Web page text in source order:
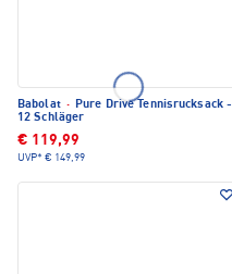
Babolat · Pure Drive Tennisrucksack -
12 Schläger
€ 119,99
UVP* € 149,99